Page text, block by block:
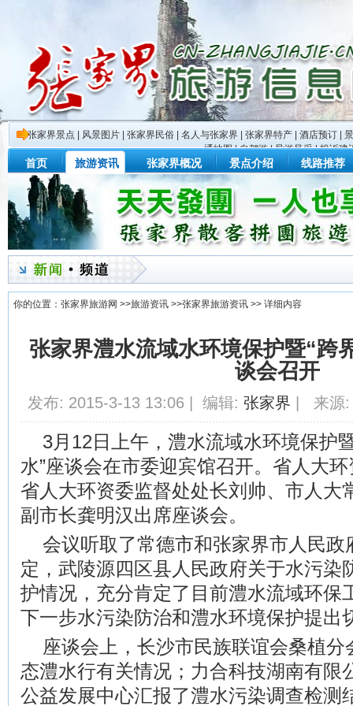
张家界景点 风景图片 张家界民俗 名人与张家界 张家界特产 酒店预订
通地图|自驾游|导游风采|投诉建
首页 旅游资讯 张家界概况 景点介绍 线路推荐
你的位置： 张家界旅游网 >>旅游资讯 >>张家界旅游资讯 >> 详细内容
张家界澧水流域水环境保护暨“跨
谈会召开
发布: 2015-3-13 13:06 | 编辑: 张家界 | 来源:
3月12日上午，澧水流域水环境保护
水”座谈会在市委迎宾馆召开。省人大
省人大环资委监督处处长刘帅、市人大
副市长龚明汉出席座谈会。
会议听取了常德市和张家界市人民政
定，武陵源四区县人民政府关于水污染
护情况，充分肯定了目前澧水流域环保
下一步水污染防治和澧水环境保护提出
座谈会上，长沙市民族联谊会桑植分
态澧水行有关情况；力合科技湖南有限
公益发展中心汇报了澧水污染调查检测